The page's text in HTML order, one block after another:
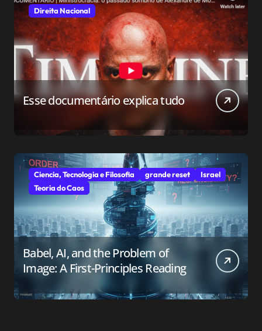
Direita Nacional
Esse documentário explica tudo
Ciencia, Tecnologia e Filosofia grande reset
Israel
Teoria do Caos
Babel, AI, and the Problem of
Image: A First-Principles Reading